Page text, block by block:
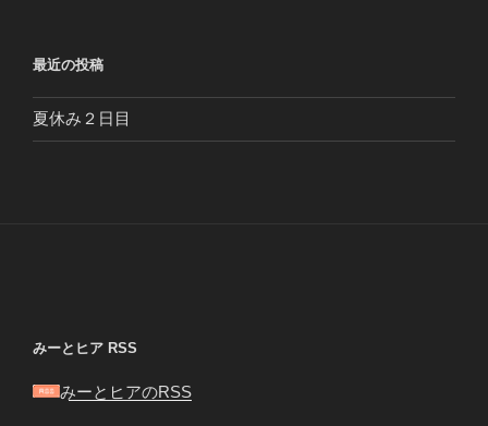
最近の投稿
夏休み２日目
みーとヒア RSS
みーとヒアのRSS